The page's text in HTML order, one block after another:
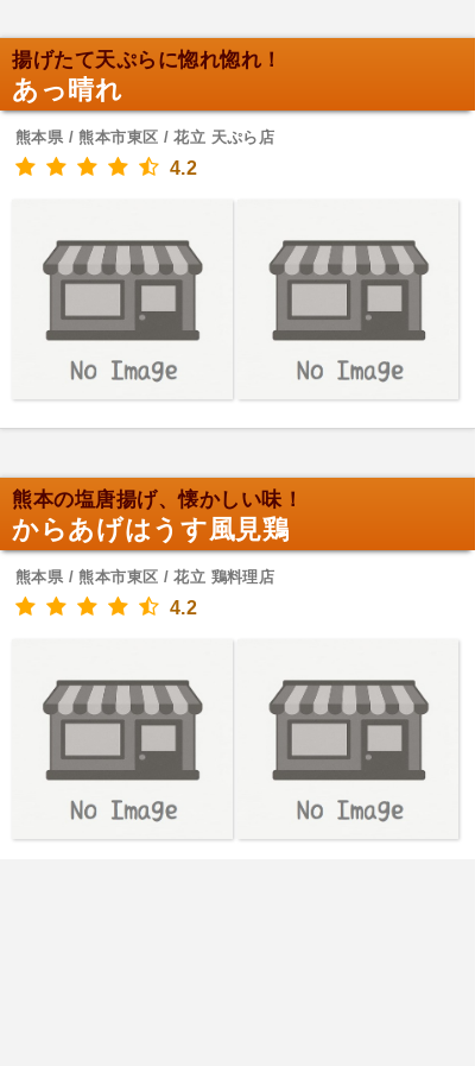
揚げたて天ぷらに惚れ惚れ！
あっ晴れ
熊本県 / 熊本市東区 / 花立 天ぷら店
4.2
熊本の塩唐揚げ、懐かしい味！
からあげはうす風見鶏
熊本県 / 熊本市東区 / 花立 鶏料理店
4.2